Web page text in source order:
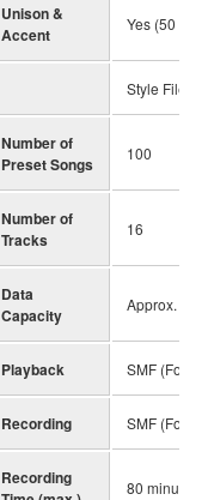
Unison &
Accent
Yes (50
Style File
Number of
Preset Songs
100
Number of
Tracks
16
Data
Capacity
Approx. 1
Playback SMF
Recording SMF
Recording
80 minutes